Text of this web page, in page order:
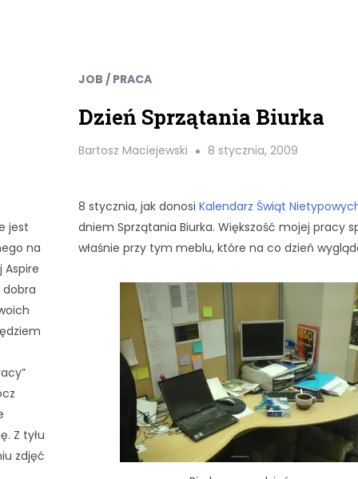
jest
na
dobra
Z tyłu
zdjęć
JOB / PRACA
Dzień Sprzątania Biurka
Bartosz Maciejewski 8 stycznia, 2009
8 stycznia, jak donosi Kalendarz Świąt
dniem Sprzątania Biurka. Większość mojej pracy
właśnie przy tym meblu, które na co dzień